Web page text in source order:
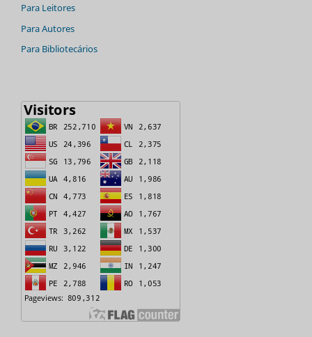
Para Leitores
Para Autores
Para Bibliotecários